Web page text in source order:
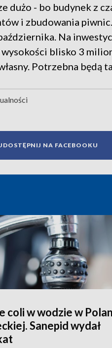
dużo - bo budynek z
i zbudowania
Na
blisko 3
Potrzebna będą
NA FACEBOOKU
coli w wodzie w
Sanepid wydał